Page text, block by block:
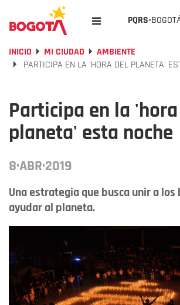
PQRS-
INICIO MI CIUDAD
AMBIENTE
PARTICIPA EN LA 'HORA DEL PLANETA'
Participa en la
planeta' esta noche
8·ABR·2019
Una estrategia que busca unir a
ayudar al planeta.